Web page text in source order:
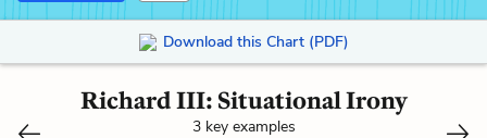
Download this Chart (PDF)
Richard III: Situational Irony
3 key examples